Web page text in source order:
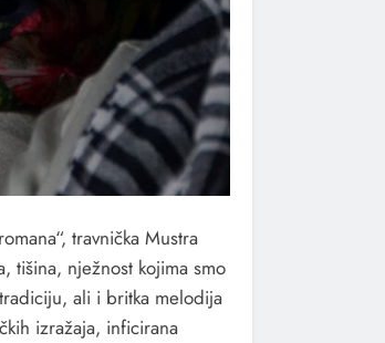
travnička Mustra
tišina, nježnost kojima smo
ali i britka melodija
izražaja, inficirana